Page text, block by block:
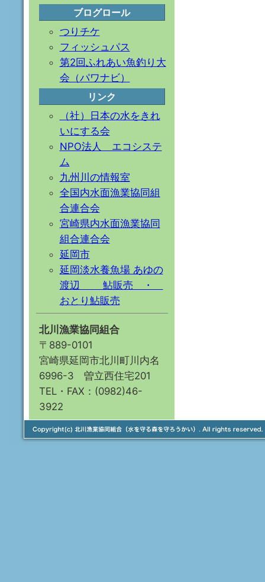
ブログロール
つりチケ
フィッシュパス
第2回ふれあい魚釣り大
会（パワナビ）
リンク
（社）日本の水をきれ
いにする会
NPO法人 エコシステ
ム
九州川の情報室
全国内水面漁業協同組
合連合会
宮崎県内水面漁業協同
組合連合会
延岡市
延岡淡水養魚場 あゆの
渡辺 鮎販売 ・
おとり鮎販売
北川漁業協同組合
〒889-0101
宮崎県延岡市北川町川内名
6996-3 曽立西住宅201
TEL・FAX：(0982)46-
3922